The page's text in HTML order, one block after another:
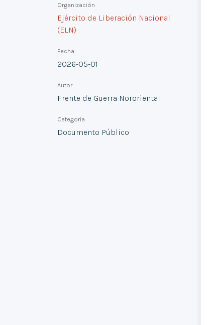
Organización
Ejército de Liberación Nacional
(ELN)
Fecha
2026-05-01
Autor
Frente de Guerra Nororiental
Categoría
Documento Público